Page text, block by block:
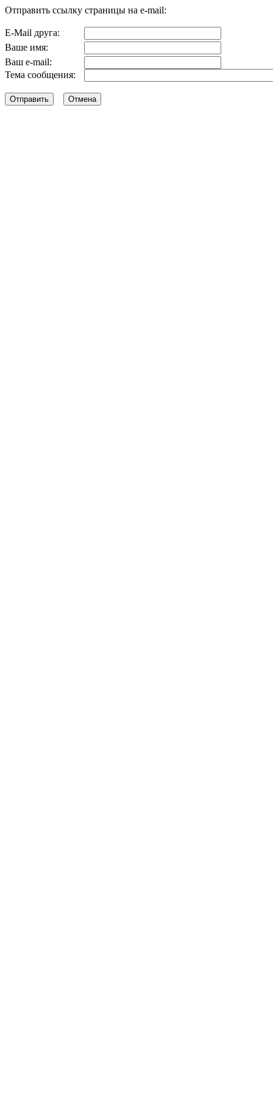
Отправить ссылку страницы на e-mail:
E-Mail друга:
Ваше имя:
Ваш e-mail:
Тема сообщения: